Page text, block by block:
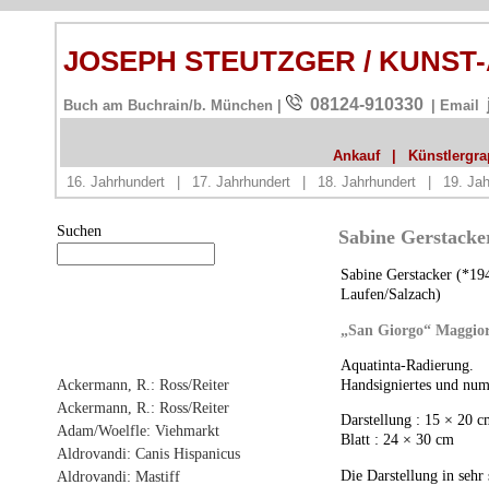
JOSEPH STEUTZGER /
Buch am Buchrain/b. München | 08124-910330 | Email
Ankauf
16. Jahrhundert
17. Jahrhundert 18. Jahrhundert 19.
Suchen
Ackermann, R.: Ross/Reiter
Ackermann, R.: Ross/Reiter
Adam/Woelfle: Viehmarkt
Aldrovandi: Canis Hispanicus
Aldrovandi: Mastiff
Sabine
Sabine Gerstacker
Laufen/Salzach)
„San Giorgo“
Aquatinta-Radierung.
Handsigniertes und
Darstellung : 15 × 20
Blatt : 24 × 30 cm
Die Darstellung in